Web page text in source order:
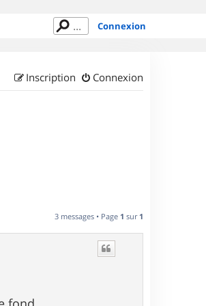
Connexion
Connexion
Inscription
3 messages • Page 1 sur 1